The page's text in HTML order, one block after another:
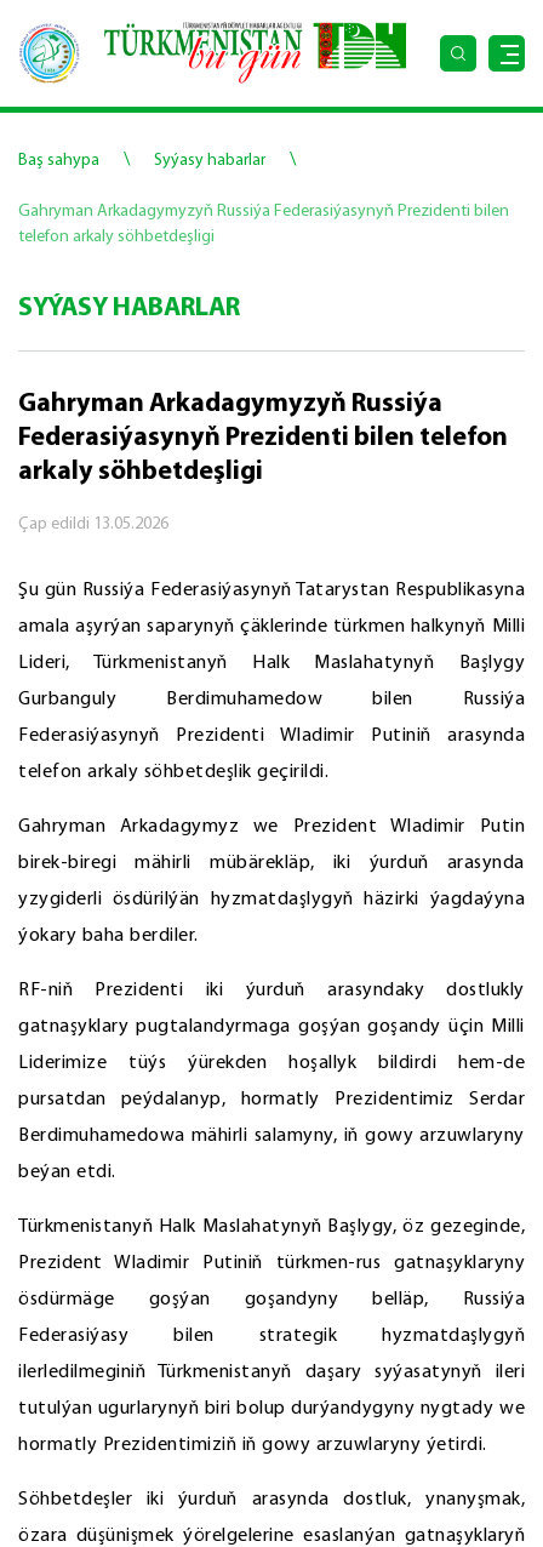
Baş sahypa \ Syýasy habarlar \
Gahryman Arkadagymyzyň Russiýa Federasiýasynyň Prezidenti bilen
telefon arkaly söhbetdeşligi
SYÝASY HABARLAR
Gahryman Arkadagymyzyň Russiýa
Federasiýasynyň Prezidenti bilen telefon
arkaly söhbetdeşligi
Çap edildi 13.05.2026
Şu gün Russiýa Federasiýasynyň Tatarystan Respublikasyna
amala aşyrýan saparynyň çäklerinde türkmen halkynyň Milli
Lideri, Türkmenistanyň Halk Maslahatynyň Başlygy
Gurbanguly Berdimuhamedow bilen Russiýa
Federasiýasynyň Prezidenti Wladimir Putiniň arasynda
telefon arkaly söhbetdeşlik geçirildi.
Gahryman Arkadagymyz we Prezident Wladimir Putin
birek-biregi mähirli mübärekläp, iki ýurduň arasynda
yzygiderli ösdürilýän hyzmatdaşlygyň häzirki ýagdaýyna
ýokary baha berdiler.
RF-niň Prezidenti iki ýurduň arasyndaky dostlukly
gatnaşyklary pugtalandyrmaga goşýan goşandy üçin Milli
Liderimize tüýs ýürekden hoşallyk bildirdi hem-de
pursatdan peýdalanyp, hormatly Prezidentimiz Serdar
Berdimuhamedowa mähirli salamyny, iň gowy arzuwlaryny
beýan etdi.
Türkmenistanyň Halk Maslahatynyň Başlygy, öz gezeginde,
Prezident Wladimir Putiniň türkmen-rus gatnaşyklaryny
ösdürmäge goşýan goşandyny belläp, Russiýa
Federasiýasy bilen strategik hyzmatdaşlygyň
ilerledilmeginiň Türkmenistanyň daşary syýasatynyň ileri
tutulýan ugurlarynyň biri bolup durýandygyny nygtady we
hormatly Prezidentimiziň iň gowy arzuwlaryny ýetirdi.
Söhbetdeşler iki ýurduň arasynda dostluk, ynanyşmak,
özara düşünişmek ýörelgelerine esaslanýan gatnaşyklaryň